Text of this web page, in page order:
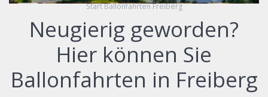
Start Ballonfahrten Freiberg
Neugierig geworden?
Hier können Sie
Ballonfahrten in Freiberg